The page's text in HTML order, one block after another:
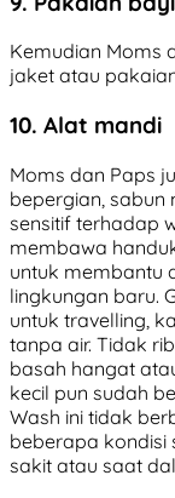
Kemudian Moms
jaket atau
10. Alat mandi
Moms dan Paps
bepergian, sabun
sensitif terhadap
membawa
untuk membantu
lingkungan baru.
untuk travelling,
tanpa air. Tidak
basah hangat
kecil pun sudah
Wash ini tidak
beberapa kondisi
sakit atau saat